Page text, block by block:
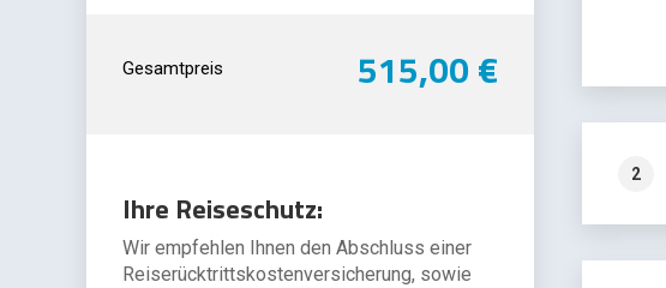
Gesamtpreis 515,00 €
Ihre Reiseschutz:
Wir empfehlen Ihnen den Abschluss einer
Reiserücktrittskostenversicherung, sowie
2